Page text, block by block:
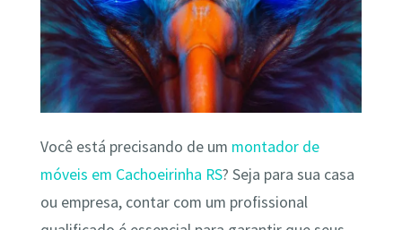
Você está precisando de um montador de
móveis em Cachoeirinha RS? Seja para sua casa
ou empresa, contar com um profissional